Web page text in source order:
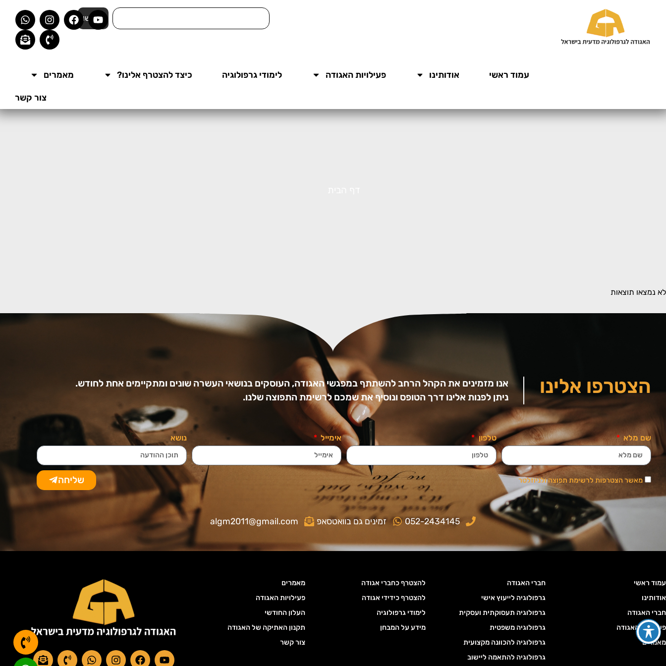
חפשו
עמוד ראשי אודותינו פעילויות האגודה לימודי גרפולוגיה כיצד להצטרף אלינו? מאמרים
צור קשר
לא נמצאו תוצאות
הצטרפו אלינו
אנו מזמינים את הקהל הרחב להשתתף במפגשי האגודה, העוסקים בנושאי העשרה שונים ומתקיימים אחת לחודש.
ניתן לפנות אלינו דרך הטופס ונוסיף את שמכם לרשימת התפוצה שלנו.
שם מלא טלפון אימייל נושא
מאשר הצטרפות לרשימת תפוצה ולניוזלטר שליחה
052-2434145 זמינים גם בוואטסאפ algm2011@gmail.com
עמוד ראשי
אודותינו
חברי האגודה
פעילויות האגודה
מאמרים
חברי האגודה
גרפולוגיה לייעוץ אישי
גרפולוגיה תעסוקתית ועסקית
גרפולוגיה משפטית
גרפולוגיה להכוונה מקצועית
גרפולוגיה להתאמה ליישוב
להצטרף כחברי אגודה
להצטרף כידידי אגודה
לימודי גרפולוגיה
מידע על המבחן
מאמרים
פעילויות האגודה
העלון החודשי
תקנון האתיקה של האגודה
צור קשר